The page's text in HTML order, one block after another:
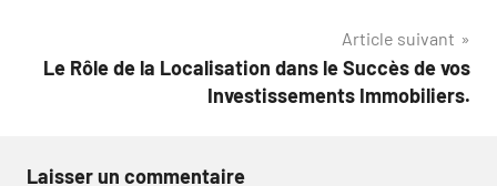
Article suivant
Le Rôle de la Localisation dans le Succès de vos
Investissements Immobiliers.
Laisser un commentaire